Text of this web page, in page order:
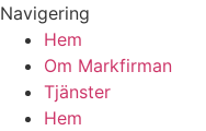
Navigering
Hem
Om Markfirman
Tjänster
Hem